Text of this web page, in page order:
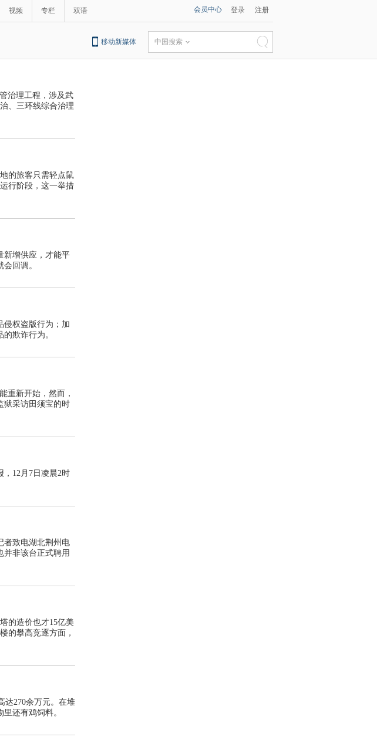
视频 专栏 双语 会员中心 登录 注册
移动新媒体 中国搜索
治理工程，涉及武
、三环线综合治理
的旅客只需轻点鼠
行阶段，这一举措
新增供应，才能平
回调。
侵权盗版行为；加
欺诈行为。
重新开始，然而，
狱采访田须宝的时
12月7日凌晨2时
者致电湖北荆州电
并非该台正式聘用
的造价也才15亿美
的攀高竞逐方面，
达270余万元。在堆
还有鸡饲料。